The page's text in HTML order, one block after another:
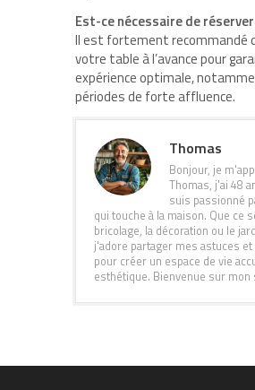
Est-ce nécessaire de réserver
Il est fortement recommandé
votre table à l’avance pour
expérience optimale,
périodes de forte affluence.
Thomas
Bonjour, je
Thomas, j'ai 48
suis passionné
qui touche à la maison. Que ce
bricolage, la décoration ou le
j'adore partager mes astuces
pour créer un espace de vie
esthétique. Bienvenue sur mon